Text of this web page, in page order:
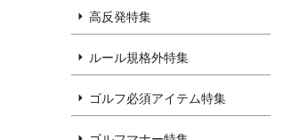
高反発特集
ルール規格外特集
ゴルフ必須アイテム特集